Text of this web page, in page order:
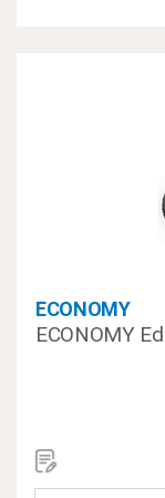
ECONOMY
ECONOMY